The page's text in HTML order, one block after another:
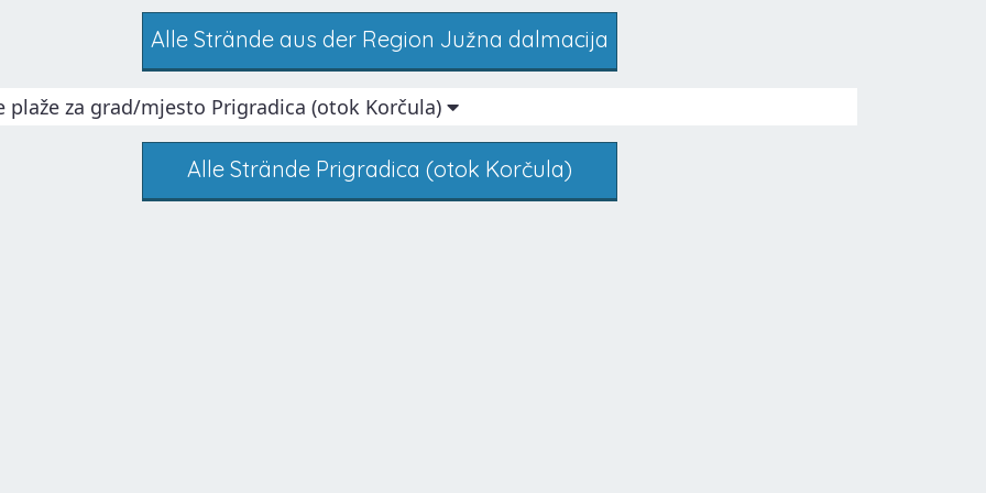
Alle Strände aus der Region Južna dalmacija
plaže za grad/mjesto Prigradica (otok Korčula)
Alle Strände Prigradica (otok Korčula)